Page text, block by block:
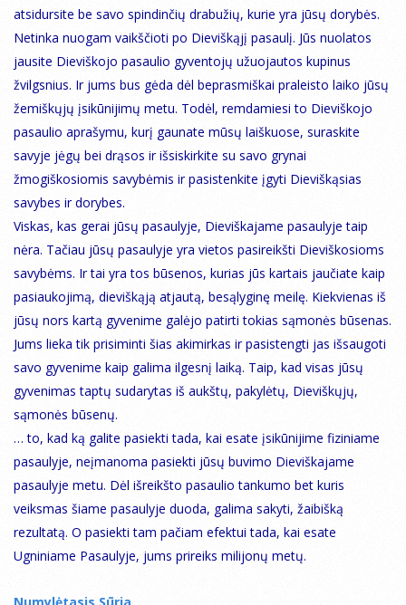
atsidursite be savo spindinčių drabužių, kurie yra jūsų dorybės.
Netinka nuogam vaikščioti po Dieviškąjį pasaulį. Jūs nuolatos
jausite Dieviškojo pasaulio gyventojų užuojautos kupinus
žvilgsnius. Ir jums bus gėda dėl beprasmiškai praleisto laiko jūsų
žemiškųjų įsikūnijimų metu. Todėl, remdamiesi to Dieviškojo
pasaulio aprašymu, kurį gaunate mūsų laiškuose, suraskite
savyje jėgų bei drąsos ir išsiskirkite su savo grynai
žmogiškosiomis savybėmis ir pasistenkite įgyti Dieviškąsias
savybes ir dorybes.
Viskas, kas gerai jūsų pasaulyje, Dieviškajame pasaulyje taip
nėra. Tačiau jūsų pasaulyje yra vietos pasireikšti Dieviškosioms
savybėms. Ir tai yra tos būsenos, kurias jūs kartais jaučiate kaip
pasiaukojimą, dieviškąją atjautą, besąlyginę meilę. Kiekvienas iš
jūsų nors kartą gyvenime galėjo patirti tokias sąmonės būsenas.
Jums lieka tik prisiminti šias akimirkas ir pasistengti jas išsaugoti
savo gyvenime kaip galima ilgesnį laiką. Taip, kad visas jūsų
gyvenimas taptų sudarytas iš aukštų, pakylėtų, Dieviškųjų,
sąmonės būsenų.
… to, kad ką galite pasiekti tada, kai esate įsikūnijime fiziniame
pasaulyje, neįmanoma pasiekti jūsų buvimo Dieviškajame
pasaulyje metu. Dėl išreikšto pasaulio tankumo bet kuris
veiksmas šiame pasaulyje duoda, galima sakyti, žaibišką
rezultatą. O pasiekti tam pačiam efektui tada, kai esate
Ugniniame Pasaulyje, jums prireiks milijonų metų.